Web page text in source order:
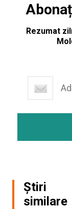
Rezumat
Știri
similare